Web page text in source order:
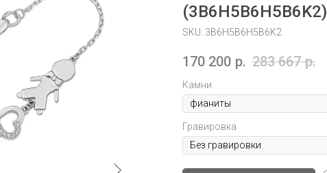
(3B6H5B6H5B6K2)
SKU: 3B6H5B6H5B6K2
170 200 р. 283 667 р.
Камни
Гравировка